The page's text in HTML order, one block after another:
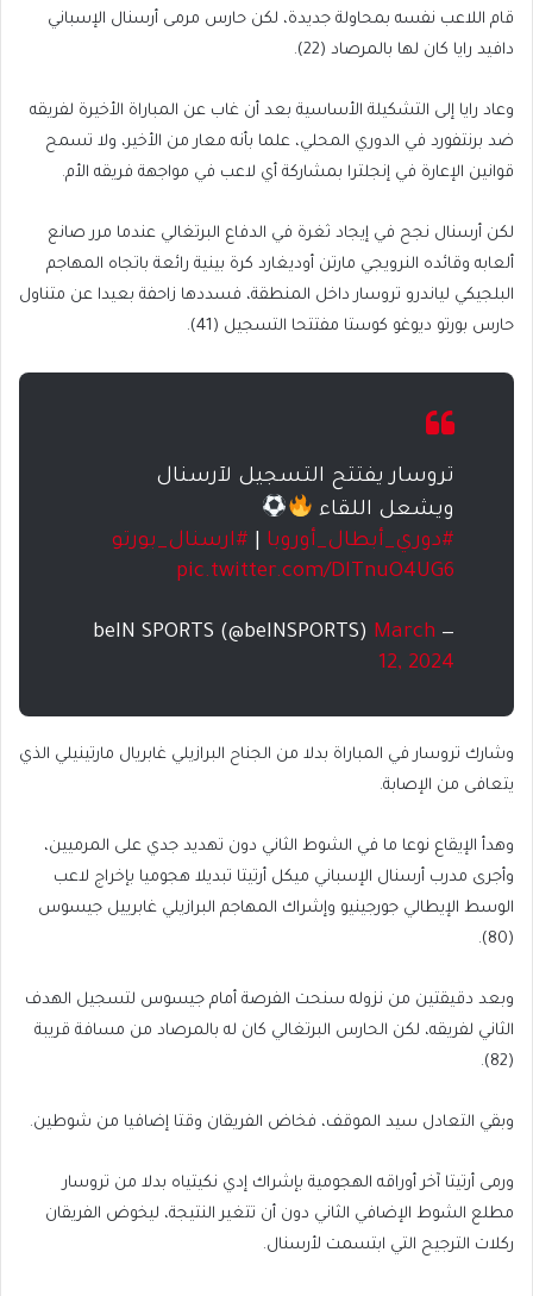
قام اللاعب نفسه بمحاولة جديدة، لكن حارس مرمى أرسنال الإسباني
دافيد رايا كان لها بالمرصاد (22).
وعاد رايا إلى التشكيلة الأساسية بعد أن غاب عن المباراة الأخيرة لفريقه
ضد برنتفورد في الدوري المحلي، علما بأنه معار من الأخير، ولا تسمح
قوانين الإعارة في إنجلترا بمشاركة أي لاعب في مواجهة فريقه الأم.
لكن أرسنال نجح في إيجاد ثغرة في الدفاع البرتغالي عندما مرر صانع
ألعابه وقائده النرويجي مارتن أوديغارد كرة بينية رائعة باتجاه المهاجم
البلجيكي لياندرو تروسار داخل المنطقة، فسددها زاحفة بعيدا عن متناول
حارس بورتو ديوغو كوستا مفتتحا التسجيل (41).
تروسار يفتتح التسجيل لآرسنال
ويشعل اللقاء
#دوري_أبطال_أوروبا
#ارسنال_بورتو
pic.twitter.com/DlTnuO4UG6
— beIN SPORTS (@beINSPORTS)
March
12, 2024
وشارك تروسار في المباراة بدلا من الجناح البرازيلي غابريال مارتينيلي الذي
يتعافى من الإصابة.
وهدأ الإيقاع نوعا ما في الشوط الثاني دون تهديد جدي على المرميين،
وأجرى مدرب أرسنال الإسباني ميكل أرتيتا تبديلا هجوميا بإخراج لاعب
الوسط الإيطالي جورجينيو وإشراك المهاجم البرازيلي غابرييل جيسوس
(80).
وبعد دقيقتين من نزوله سنحت الفرصة أمام جيسوس لتسجيل الهدف
الثاني لفريقه، لكن الحارس البرتغالي كان له بالمرصاد من مسافة قريبة
(82).
وبقي التعادل سيد الموقف، فخاض الفريقان وقتا إضافيا من شوطين.
ورمى أرتيتا آخر أوراقه الهجومية بإشراك إدي نكيتياه بدلا من تروسار
مطلع الشوط الإضافي الثاني دون أن تتغير النتيجة، ليخوض الفريقان
ركلات الترجيح التي ابتسمت لأرسنال.